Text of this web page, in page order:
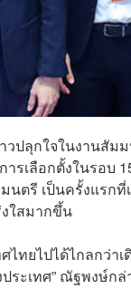
ปลุกใจในงานสัม
รเลือกตั้งในรอบ
นตรี เป็นครั้งแรก
ใสมากขึ้น
ทยไปได้ไกลกว่า
ระเทศ” ณัฐพงษ์กล่